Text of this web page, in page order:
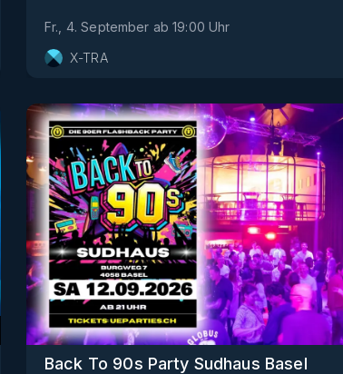
Fr., 4. September ab 19:00 Uhr
X-TRA
Back To 90s Party Sudhaus Basel